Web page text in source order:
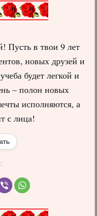
Пусть в твои 9 лет
новых друзей и
будет легкой и
– полон новых
исполняются, а
с лица!